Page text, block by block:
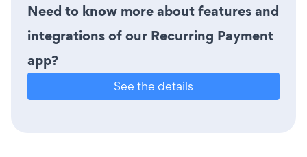
Need to know more about features and
integrations of our Recurring Payment
app?
See the details